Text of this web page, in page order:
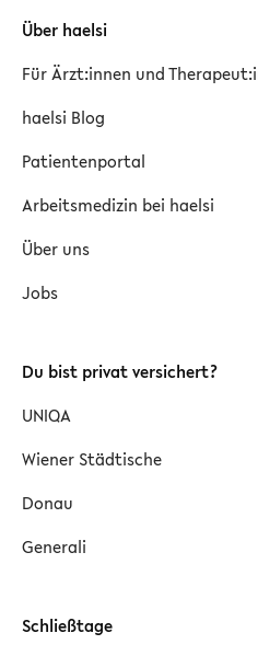
Über haelsi
Für Ärzt:innen und
haelsi Blog
Patientenportal
Arbeitsmedizin bei haelsi
Über uns
Jobs
Du bist privat versichert?
UNIQA
Wiener Städtische
Donau
Generali
Schließtage